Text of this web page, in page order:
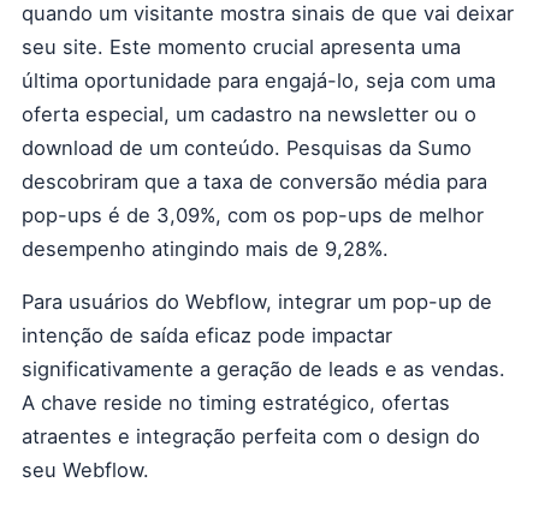
quando um visitante mostra sinais de que vai deixar
seu site. Este momento crucial apresenta uma
última oportunidade para engajá-lo, seja com uma
oferta especial, um cadastro na newsletter ou o
download de um conteúdo. Pesquisas da Sumo
descobriram que a taxa de conversão média para
pop-ups é de 3,09%, com os pop-ups de melhor
desempenho atingindo mais de 9,28%.
Para usuários do Webflow, integrar um pop-up de
intenção de saída eficaz pode impactar
significativamente a geração de leads e as vendas.
A chave reside no timing estratégico, ofertas
atraentes e integração perfeita com o design do
seu Webflow.